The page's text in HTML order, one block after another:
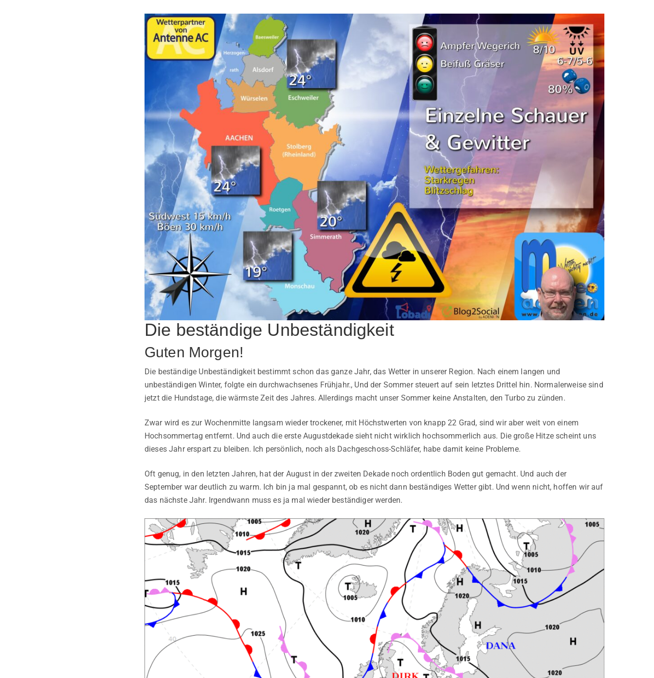
Die beständige Unbeständigkeit
Guten Morgen!
Die beständige Unbeständigkeit bestimmt schon das ganze Jahr, das Wetter in unserer Region. Nach einem langen und
unbeständigen Winter, folgte ein durchwachsenes Frühjahr., Und der Sommer steuert auf sein letztes Drittel hin. Normalerweise sind
jetzt die Hundstage, die wärmste Zeit des Jahres. Allerdings macht unser Sommer keine Anstalten, den Turbo zu zünden.
Zwar wird es zur Wochenmitte langsam wieder trockener, mit Höchstwerten von knapp 22 Grad, sind wir aber weit von einem
Hochsommertag entfernt. Und auch die erste Augustdekade sieht nicht wirklich hochsommerlich aus. Die große Hitze scheint uns
dieses Jahr erspart zu bleiben. Ich persönlich, noch als Dachgeschoss-Schläfer, habe damit keine Probleme.
Oft genug, in den letzten Jahren, hat der August in der zweiten Dekade noch ordentlich Boden gut gemacht. Und auch der
September war deutlich zu warm. Ich bin ja mal gespannt, ob es nicht dann beständiges Wetter gibt. Und wenn nicht, hoffen wir auf
das nächste Jahr. Irgendwann muss es ja mal wieder beständiger werden.